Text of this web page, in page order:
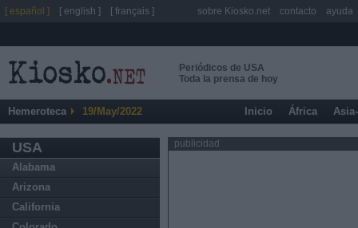
Periódicos de USA
Toda la prensa de hoy
Hemeroteca 19/May/2022 Inicio África
USA
Alabama
Arizona
California
publicidad
[ español ] [ english ] [ français ] sobre Kiosko.net contacto ayuda